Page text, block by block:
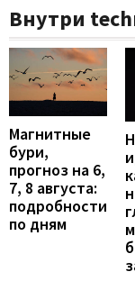
Внутри
Магнитные
бури,
прогноз на 6,
7, 8 августа:
подробности
по дням